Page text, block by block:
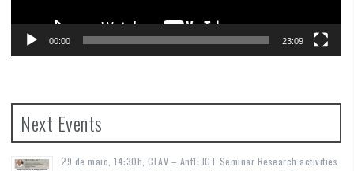
00:00 23:09
Next Events
29 de maio, 14:30h, CLAV – Anf1: ICT Seminar Research activities